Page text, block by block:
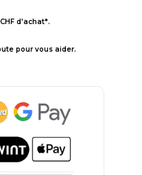
d'achat*.
pour vous aider.